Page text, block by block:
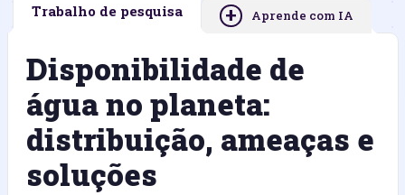
Trabalho de pesquisa + Aprende com IA
Disponibilidade de
água no planeta:
distribuição, ameaças e
soluções